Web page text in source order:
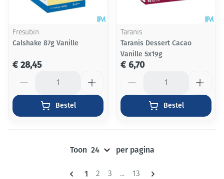
Fresubin
Calshake 87g Vanille
€ 28,45
Bestel
Taranis
Taranis Dessert Cacao
Vanille 5x19g
€ 6,70
Bestel
Pagina's
U lees momenteel pagina
1 Pagina
2 Pagina
3 ... Pagina
13
Toon per pagina